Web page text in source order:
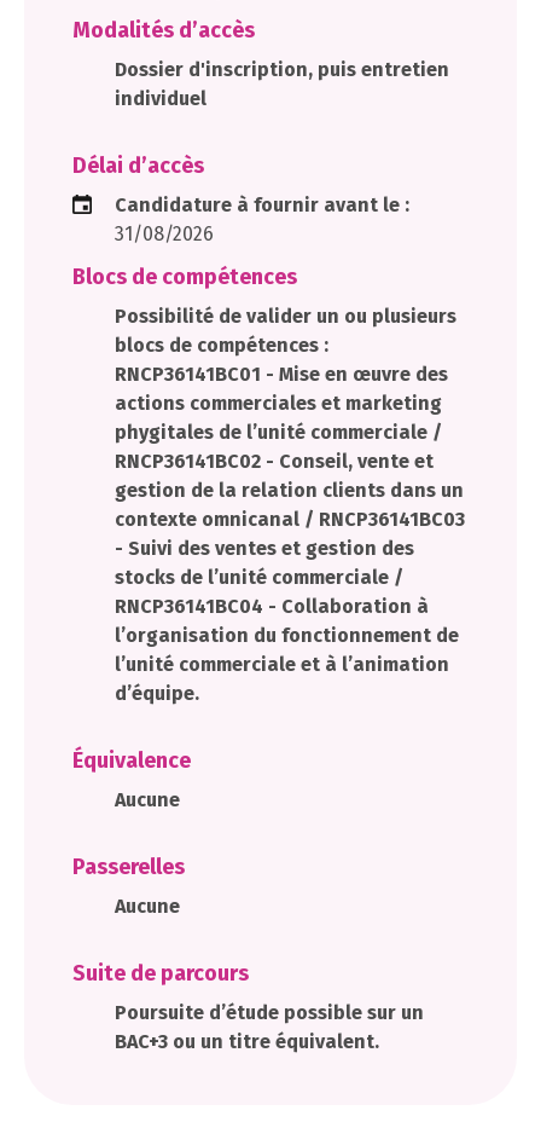
Modalités d’accès
Dossier d'inscription, puis entretien
individuel
Délai d’accès
Candidature à fournir avant le :
31/08/2026
Blocs de compétences
Possibilité de valider un ou plusieurs
blocs de compétences :
RNCP36141BC01 - Mise en œuvre des
actions commerciales et marketing
phygitales de l’unité commerciale /
RNCP36141BC02 - Conseil, vente et
gestion de la relation clients dans un
contexte omnicanal / RNCP36141BC03
- Suivi des ventes et gestion des
stocks de l’unité commerciale /
RNCP36141BC04 - Collaboration à
l’organisation du fonctionnement de
l’unité commerciale et à l’animation
d’équipe.
Équivalence
Aucune
Passerelles
Aucune
Suite de parcours
Poursuite d’étude possible sur un
BAC+3 ou un titre équivalent.